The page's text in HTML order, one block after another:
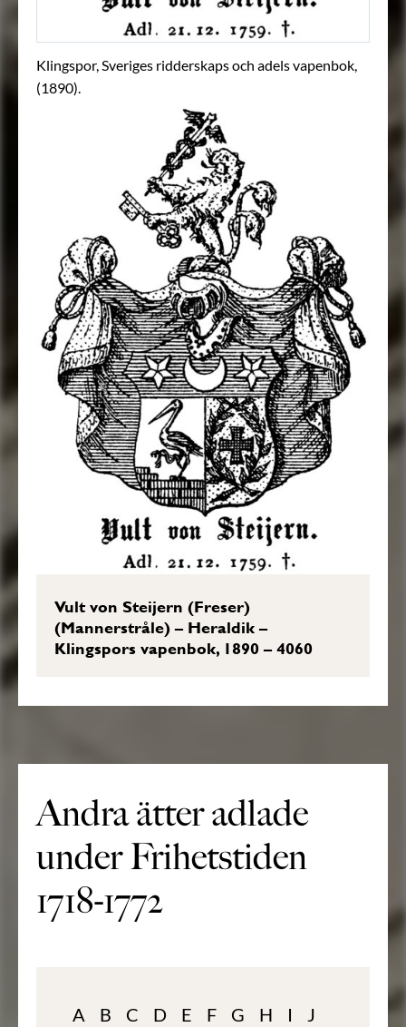
Klingspor, Sveriges ridderskaps och adels vapenbok,
(1890).
Vult von Steijern (Freser)
(Mannerstråle) – Heraldik –
Klingspors vapenbok, 1890 – 4060
Andra ätter adlade
under Frihetstiden
1718-1772
A B C D E F G H I
J